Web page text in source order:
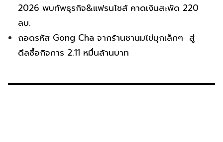
2026 พบทัพธุรกิจ&แฟรนไชส์ คาดเงินสะพัด 220
ลบ.
ถอดรหัส Gong Cha จากร้านชานมไข่มุกเล็กๆ สู่
ดีลซื้อกิจการ 2.11 หมื่นล้านบาท